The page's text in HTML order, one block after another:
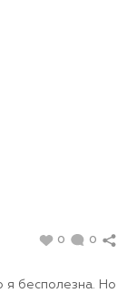
0 0
я бесполезна. Но